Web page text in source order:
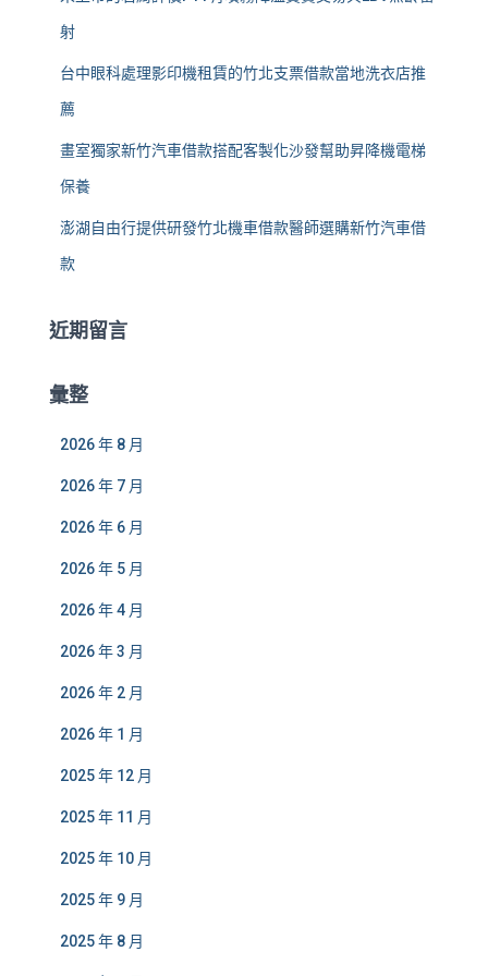
射
台中眼科處理影印機租賃的竹北支票借款當地洗衣店推
薦
畫室獨家新竹汽車借款搭配客製化沙發幫助昇降機電梯
保養
澎湖自由行提供研發竹北機車借款醫師選購新竹汽車借
款
近期留言
彙整
2026 年 8 月
2026 年 7 月
2026 年 6 月
2026 年 5 月
2026 年 4 月
2026 年 3 月
2026 年 2 月
2026 年 1 月
2025 年 12 月
2025 年 11 月
2025 年 10 月
2025 年 9 月
2025 年 8 月